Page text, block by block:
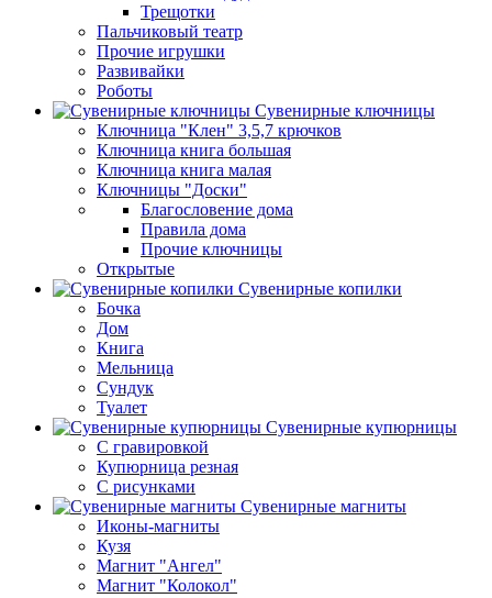
Трещотки
Пальчиковый театр
Прочие игрушки
Развивайки
Роботы
Сувенирные ключницы
Ключница "Клен" 3,5,7 крючков
Ключница книга большая
Ключница книга малая
Ключницы "Доски"
Благословение дома
Правила дома
Прочие ключницы
Открытые
Сувенирные копилки
Бочка
Дом
Книга
Мельница
Сундук
Туалет
Сувенирные купюрницы
C гравировкой
Купюрница резная
С рисунками
Сувенирные магниты
Иконы-магниты
Кузя
Магнит "Ангел"
Магнит "Колокол"